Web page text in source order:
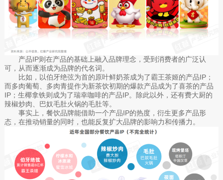
产品IP则在产品的基础上融入品牌理念，受到消费者的广泛认
可，从而逐渐成为品牌的代名词。
比如，以伯牙绝弦为首的原叶鲜奶茶成为了霸王茶姬的产品IP；
而多肉葡萄、多肉青提作为新茶饮初期的爆款产品成为了喜茶的产品
IP；生椰拿铁则成为了瑞幸咖啡的产品IP。除此以外，还有费大厨的
辣椒炒肉、巴奴毛肚火锅的毛肚等。
事实上，餐饮品牌能借助一个产品IP的热度，衍生更多产品形
态，在推动销量的同时，也能反复扩大品牌的影响力和传播力。